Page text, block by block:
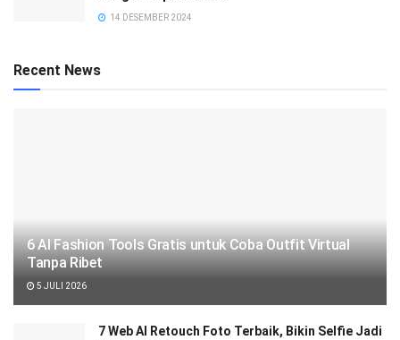
14 DESEMBER 2024
Recent News
6 AI Fashion Tools Gratis untuk Coba Outfit Virtual
Tanpa Ribet
5 JULI 2026
7 Web AI Retouch Foto Terbaik, Bikin Selfie Jadi